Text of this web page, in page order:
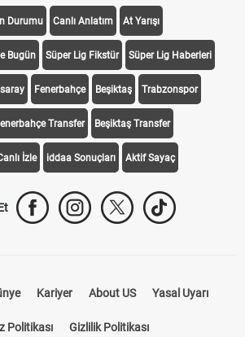
Durumu Canlı Anlatım At Yarışı
Bugün Süper Lig Fikstür Süper Lig Haberleri
Fenerbahçe Beşiktaş Trabzonspor
Transfer Beşiktaş Transfer
İzle iddaa Sonuçları Aktif Sayaç
Kariyer About US Yasal Uyarı
Politikası Gizlilik Politikası